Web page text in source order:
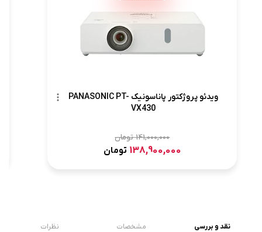
ویدئو پروژکتور پاناسونیک PANASONIC PT-
VX430
141,000,000تومان
138,900,000 تومان
نقد و بررسی مشخصات نظرات